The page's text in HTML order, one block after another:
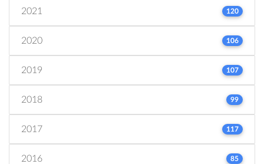
2021 120
2020 106
2019 107
2018 99
2017 117
2016 85